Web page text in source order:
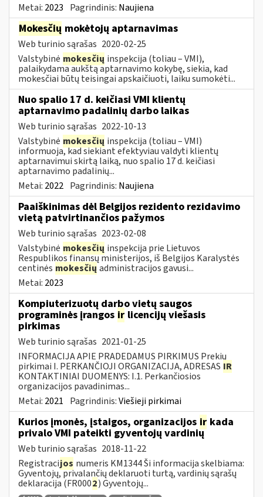
Metai: 2023 Pagrindinis: Naujiena
Mokesčių mokėtojų aptarnavimas
Web turinio sąrašas 2020-02-25
Valstybinė mokesčių inspekcija (toliau – VMI),
palaikydama aukštą aptarnavimo kokybę, siekia, kad
mokesčiai būtų teisingai apskaičiuoti, laiku sumokėti...
Nuo spalio 17 d. keičiasi VMI klientų
aptarnavimo padalinių darbo laikas
Web turinio sąrašas 2022-10-13
Valstybinė mokesčių inspekcija (toliau – VMI)
informuoja, kad siekiant efektyviau valdyti klientų
aptarnavimui skirtą laiką, nuo spalio 17 d. keičiasi
aptarnavimo padalinių...
Metai: 2022 Pagrindinis: Naujiena
Paaiškinimas dėl Belgijos rezidento rezidavimo
vietą patvirtinančios pažymos
Web turinio sąrašas 2023-02-08
Valstybinė mokesčių inspekcija prie Lietuvos
Respublikos finansų ministerijos, iš Belgijos Karalystės
centinės mokesčių administracijos gavusi...
Metai: 2023
Kompiuterizuotų darbo vietų saugos
programinės įrangos ir licencijų viešasis
pirkimas
Web turinio sąrašas 2021-01-25
INFORMACIJA APIE PRADEDAMUS PIRKIMUS Prekių
pirkimai I. PERKANČIOJI ORGANIZACIJA, ADRESAS IR
KONTAKTINIAI DUOMENYS: I.1. Perkančiosios
organizacijos pavadinimas...
Metai: 2021 Pagrindinis:Viešieji pirkimai
Kurios įmonės, įstaigos, organizacijos ir kada
privalo VMI pateikti gyventojų vardinių
Web turinio sąrašas 2018-11-22
Registracijos numeris KM1344 Ši informacija skelbiama:
Gyventojų, privalančių deklaruoti turtą, vardinių sąrašų
deklaracija (FR0002) Gyventojų...